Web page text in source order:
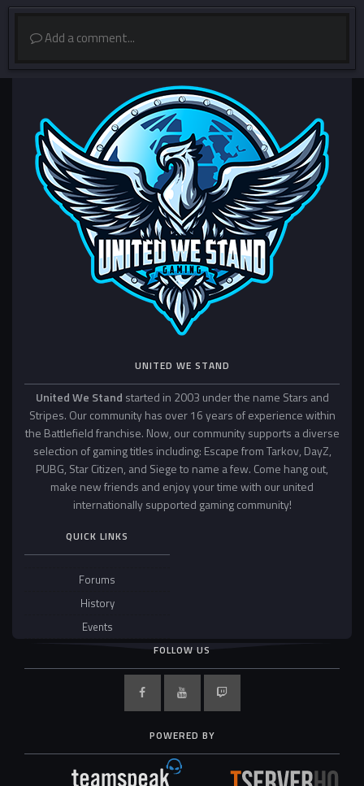
Add a comment...
UNITED WE STAND
United We Stand started in 2003 under the name Stars and
Stripes. Our community has over 16 years of experience within
the Battlefield franchise. Now, our community supports a diverse
selection of gaming titles including: Escape from Tarkov, DayZ,
PUBG, Star Citizen, and Siege to name a few. Come hang out,
make new friends and enjoy your time with our united
internationally supported gaming community!
QUICK LINKS
Forums
History
Events
FOLLOW US
POWERED BY